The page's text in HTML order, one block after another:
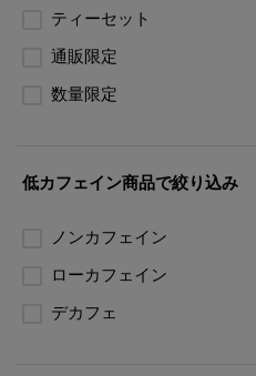
ティーセット
通販限定
数量限定
低カフェイン商品で絞り込み
ノンカフェイン
ローカフェイン
デカフェ